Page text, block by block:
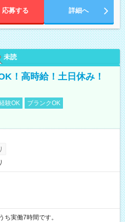
応募する 詳細へ
未読
！高時給！土日休み！
験OK
ブランクOK
記のうち実働7時間です。